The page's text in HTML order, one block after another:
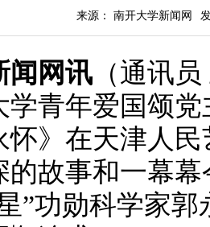
来源： 南开大学新闻网
闻网讯 （通讯
学青年爱国颂
怀》在天津人
的故事和一幕
”功勋科学家